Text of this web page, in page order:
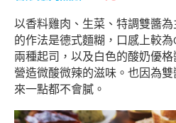
以香料雞肉、生菜、特調雙醬為
的作法是德式麵糊，口感上較為
兩種起司，以及白色的酸奶優格
營造微酸微辣的滋味。也因為
來一點都不會膩。